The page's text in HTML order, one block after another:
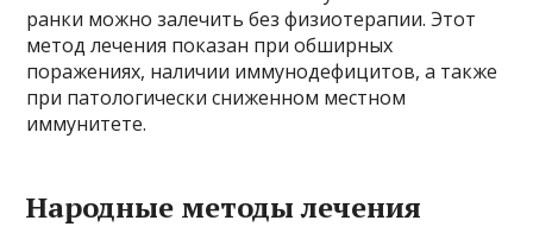
ранки можно залечить без физиотерапии. Этот
метод лечения показан при обширных
поражениях, наличии иммунодефицитов, а также
при патологически сниженном местном
иммунитете.
Народные методы лечения